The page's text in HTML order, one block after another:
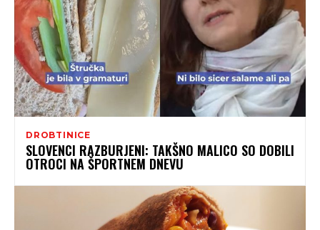
DROBTINICE
SLOVENCI RAZBURJENI: TAKŠNO MALICO SO DOBILI
OTROCI NA ŠPORTNEM DNEVU